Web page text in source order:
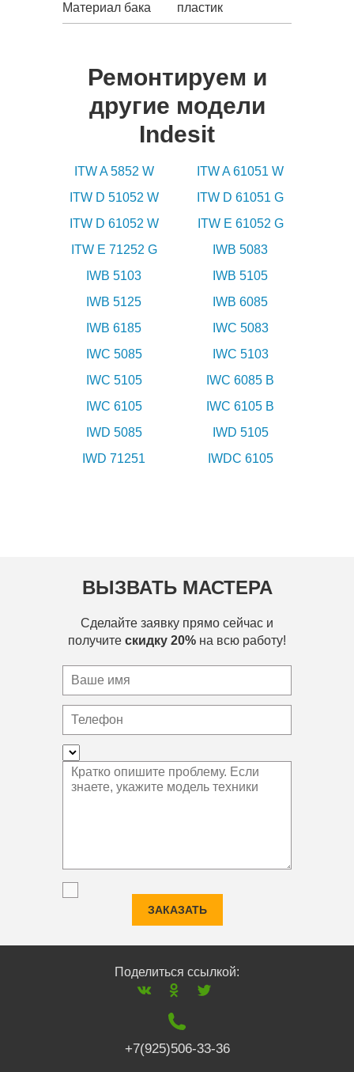
Материал бака пластик
Ремонтируем и
другие модели
Indesit
ITW A 5852 W
ITW A 61051 W
ITW D 51052 W
ITW D 61051 G
ITW D 61052 W
ITW E 61052 G
ITW E 71252 G
IWB 5083
IWB 5103
IWB 5105
IWB 5125
IWB 6085
IWB 6185
IWC 5083
IWC 5085
IWC 5103
IWC 5105
IWC 6085 B
IWC 6105
IWC 6105 B
IWD 5085
IWD 5105
IWD 71251
IWDC 6105
ВЫЗВАТЬ МАСТЕРА
Сделайте заявку прямо сейчас и
получите скидку 20% на всю работу!
ЗАКАЗАТЬ
Поделиться ссылкой:
+7(925)506-33-36